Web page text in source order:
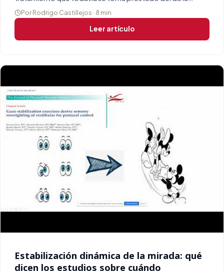
migraña.
Por Rodrigo Castillejos · 8 min
Leer artículo
Estabilización dinámica de la mirada: qué
dicen los estudios sobre cuándo